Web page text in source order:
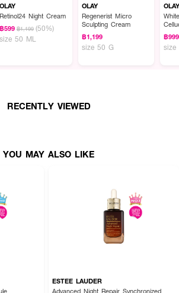
OLAY
Retinol24 Night Cream
฿599 ฿1,199 (50%)
size 50 ML
OLAY
Regenerist Micro
Sculpting Cream
฿1,199
size 50 G
฿999
size
RECENTLY VIEWED
YOU MAY ALSO LIKE
ESTEE LAUDER
Advanced Night Repair Synchronized